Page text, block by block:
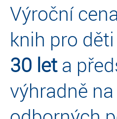
Výroční
knih pro
30 leta
výhradně